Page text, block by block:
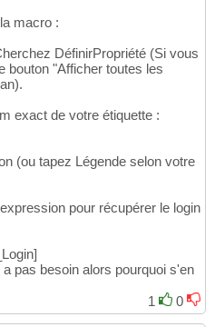
macro :
DéfinirPropriété (Si vous
bouton "Afficher toutes les
exact de votre étiquette :
(ou tapez Légende selon votre
pour récupérer le login
pas besoin alors pourquoi s'en
1
0